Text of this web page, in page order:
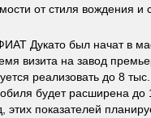
от стиля вождения и
Дукато был начат в
визита на завод
реализовать до 8
будет расширена до
показателей